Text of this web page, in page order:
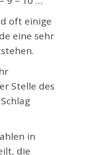
oft einige
eine sehr
Stelle des
in
die